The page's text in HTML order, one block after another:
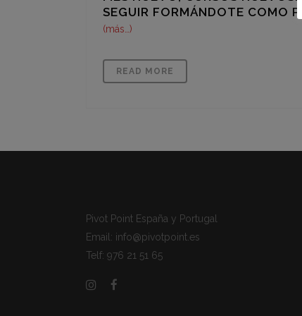
SEGUIR FORMÁNDOTE COMO
(más…)
READ MORE
Pivot Point España y Portugal
Email: info@pivotpoint.es
Telf: 976 21 51 65